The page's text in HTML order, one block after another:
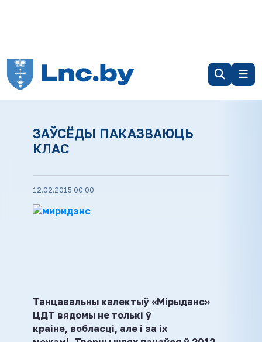
ЗАЎСЁДЫ ПАКАЗВАЮЦЬ
КЛАС
12.02.2015 00:00
Танцавальны калектыў «Мірыданс»
ЦДТ вядомы не толькі ў
краіне, вобласці, але і за іх